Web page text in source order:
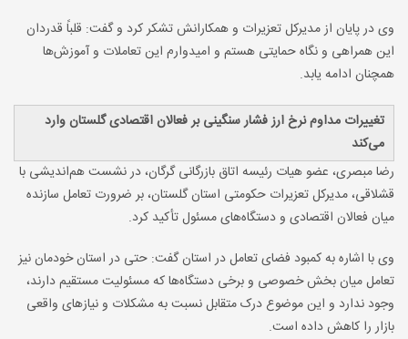
وی در پایان از مدیرکل تعزیرات و همکارانش تشکر کرد و گفت: قلباً قدردان
این همراهی و نگاه حمایتی هستم و امیدوارم این تعاملات و آموزش‌ها
همچنان ادامه یابد.
تغییرات مداوم نرخ ارز فشار سنگینی بر فعالان اقتصادی گلستان وارد
می‌کند
رضا مبصری، عضو هیات رئیسه اتاق بازرگانی گرگان، در نشست هم‌اندیشی با
قشلاقی، مدیرکل تعزیرات حکومتی استان گلستان، بر ضرورت تعامل سازنده
میان فعالان اقتصادی و دستگاه‌های مسئول تأکید کرد.
وی با اشاره به کمبود فضای تعامل در استان گفت: حتی در استان خودمان نیز
تعامل میان بخش خصوصی و برخی دستگاه‌ها که مسئولیت مستقیم دارند،
وجود ندارد و این موضوع درک متقابل نسبت به مشکلات و نیازهای واقعی
بازار را کاهش داده است.